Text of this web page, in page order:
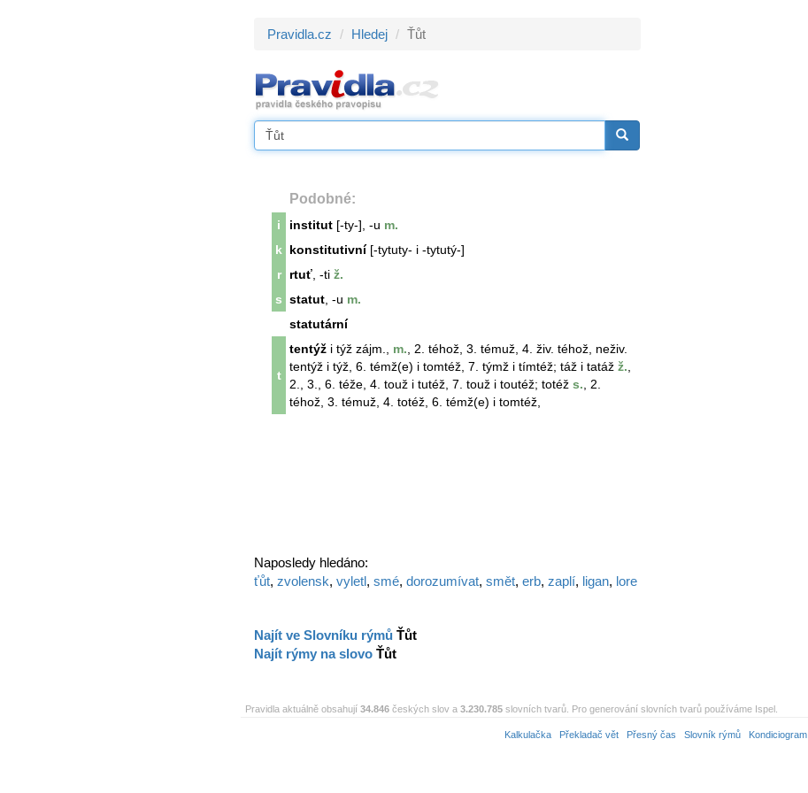
Pravidla.cz Hledej Ťůt
Podobné:
i institut [-ty-], -u m.
k
konstitutivní[-tytuty- i -tytutý-]
r
rtuť , -ti ž.
s statut , -u m.
statutární
t
tentýž i týž zájm., m. , 2. téhož, 3. témuž, 4. živ. téhož, neživ.
tentýž i týž, 6. témž(e) i tomtéž, 7. týmž i tímtéž; táž i tatáž ž.
2., 3., 6. téže, 4. touž i tutéž, 7. touž i toutéž; totéž s. , 2.
téhož, 3. témuž, 4. totéž, 6. témž(e) i tomtéž,
Naposledy hledáno:
ťůt, zvolensk, vyletl, smé, dorozumívat, smět, erb, zaplí, ligan, lore
Najít ve Slovníku rýmů Ťůt
Najít rýmy na slovo Ťůt
Pravidla aktuálně obsahují 34.846 českých slov a 3.230.785 slovních tvarů. Pro generování slovních tvarů používáme Ispel.
Kalkulačka Překladač vět Přesný čas Slovník rýmů Kondiciogram